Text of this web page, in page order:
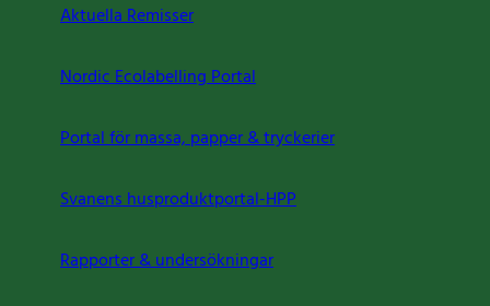
Aktuella Remisser
Nordic Ecolabelling Portal
Portal för massa, papper & tryckerier
Svanens husproduktportal-HPP
Rapporter & undersökningar